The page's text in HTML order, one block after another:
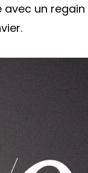
avec un regain